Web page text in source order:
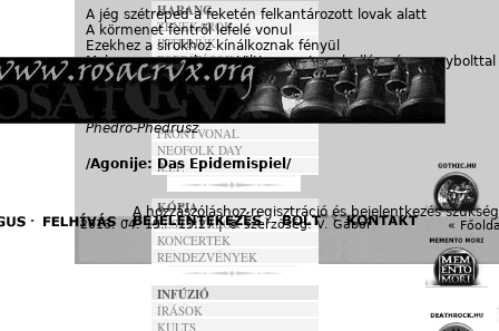
A jég szétreped a feketén felkantározott lovak alatt
A körmenet fentről lefelé vonul
Ezekhez a sírokhoz kínálkoznak fényül
Mely egyszercsak megtölti szemeim a hullámzó mennybolttal
És könnyű zuhanással érkezik meg
Gátolva az életbe vezető utat
Phedro-Phedrusz
/Agonije: Das Epidemispiel/
A hozzászóláshozregisztrációésbejelentkezés
2013. 04. 19. - 15:27 | © szerzőség:V. Gábor «
HARANG
ZENEKAROK
INTERJÚK
FORDÍTÁSOK
DALSZÖVEGEK
ANNO
FRONTVONAL
NEOFOLK DAY
R.I.P.
KÓPIA
FESZTIVÁLOK
KONCERTEK
RENDEZVÉNYEK
INFÚZIÓ
ÍRÁSOK
KULTS